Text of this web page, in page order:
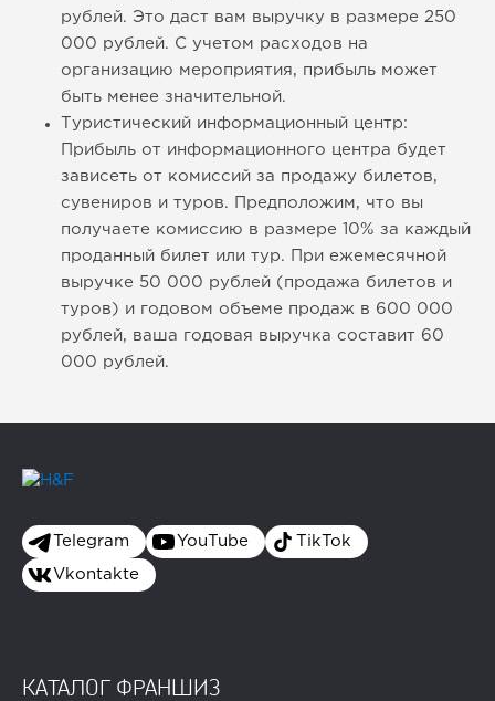
рублей. Это даст вам выручку в размере 250
000 рублей. С учетом расходов на
организацию мероприятия, прибыль может
быть менее значительной.
Туристический информационный центр:
Прибыль от информационного центра будет
зависеть от комиссий за продажу билетов,
сувениров и туров. Предположим, что вы
получаете комиссию в размере 10% за каждый
проданный билет или тур. При ежемесячной
выручке 50 000 рублей (продажа билетов и
туров) и годовом объеме продаж в 600 000
рублей, ваша годовая выручка составит 60
000 рублей.
Telegram YouTube TikTok
Vkontakte
КАТАЛОГ ФРАНШИЗ